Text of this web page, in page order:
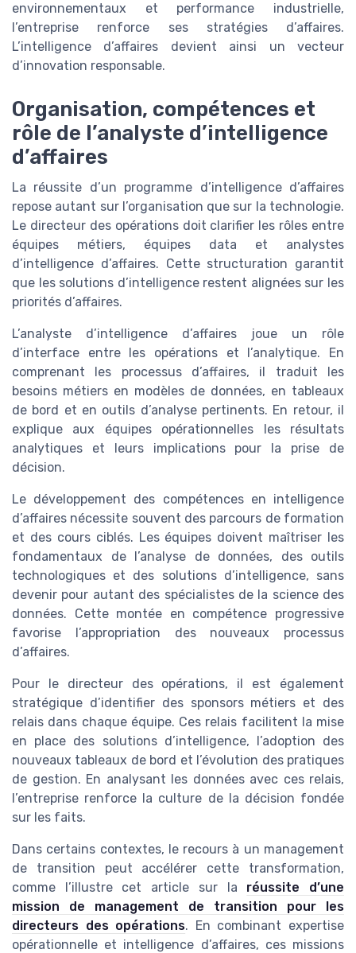
environnementaux et performance industrielle,
l’entreprise renforce ses stratégies d’affaires.
L’intelligence d’affaires devient ainsi un vecteur
d’innovation responsable.
Organisation, compétences et
rôle de l’analyste d’intelligence
d’affaires
La réussite d’un programme d’intelligence d’affaires
repose autant sur l’organisation que sur la technologie.
Le directeur des opérations doit clarifier les rôles entre
équipes métiers, équipes data et analystes
d’intelligence d’affaires. Cette structuration garantit
que les solutions d’intelligence restent alignées sur les
priorités d’affaires.
L’analyste d’intelligence d’affaires joue un rôle
d’interface entre les opérations et l’analytique. En
comprenant les processus d’affaires, il traduit les
besoins métiers en modèles de données, en tableaux
de bord et en outils d’analyse pertinents. En retour, il
explique aux équipes opérationnelles les résultats
analytiques et leurs implications pour la prise de
décision.
Le développement des compétences en intelligence
d’affaires nécessite souvent des parcours de formation
et des cours ciblés. Les équipes doivent maîtriser les
fondamentaux de l’analyse de données, des outils
technologiques et des solutions d’intelligence, sans
devenir pour autant des spécialistes de la science des
données. Cette montée en compétence progressive
favorise l’appropriation des nouveaux processus
d’affaires.
Pour le directeur des opérations, il est également
stratégique d’identifier des sponsors métiers et des
relais dans chaque équipe. Ces relais facilitent la mise
en place des solutions d’intelligence, l’adoption des
nouveaux tableaux de bord et l’évolution des pratiques
de gestion. En analysant les données avec ces relais,
l’entreprise renforce la culture de la décision fondée
sur les faits.
Dans certains contextes, le recours à un management
de transition peut accélérer cette transformation,
comme l’illustre cet article sur la réussite d’une
mission de management de transition pour les
directeurs des opérations. En combinant expertise
opérationnelle et intelligence d’affaires, ces missions